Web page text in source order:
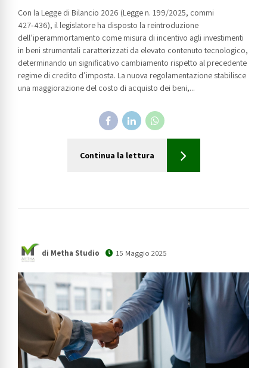
Con la Legge di Bilancio 2026 (Legge n. 199/2025, commi
427‑436), il legislatore ha disposto la reintroduzione
dell’iperammortamento come misura di incentivo agli investimenti
in beni strumentali caratterizzati da elevato contenuto tecnologico,
determinando un significativo cambiamento rispetto al precedente
regime di credito d’imposta. La nuova regolamentazione stabilisce
una maggiorazione del costo di acquisto dei beni,...
Continua la lettura
di Metha Studio 15 Maggio 2025